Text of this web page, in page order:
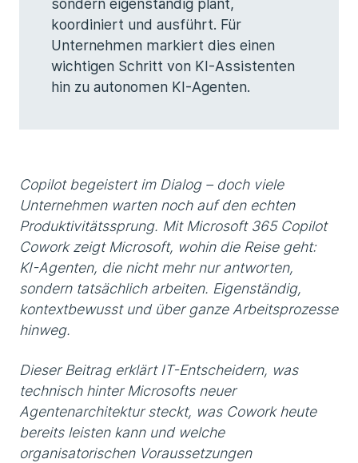
sondern eigenständig plant,
koordiniert und ausführt. Für
Unternehmen markiert dies einen
wichtigen Schritt von KI-Assistenten
hin zu autonomen KI-Agenten.
Copilot begeistert im Dialog – doch viele
Unternehmen warten noch auf den echten
Produktivitätssprung. Mit Microsoft 365 Copilot
Cowork zeigt Microsoft, wohin die Reise geht:
KI-Agenten, die nicht mehr nur antworten,
sondern tatsächlich arbeiten. Eigenständig,
kontextbewusst und über ganze Arbeitsprozesse
hinweg.
Dieser Beitrag erklärt IT-Entscheidern, was
technisch hinter Microsofts neuer
Agentenarchitektur steckt, was Cowork heute
bereits leisten kann und welche
organisatorischen Voraussetzungen